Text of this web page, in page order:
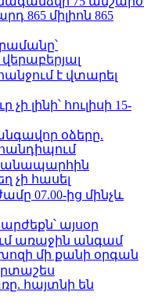
865 միլիոն 865
է վտարել
լինի՝ հուլիսի 15-
օձերը.
չի հասել
07.00-ից մինչև
այսօր
առաջին անգամ
մի քանի օրգան
հայտնի են